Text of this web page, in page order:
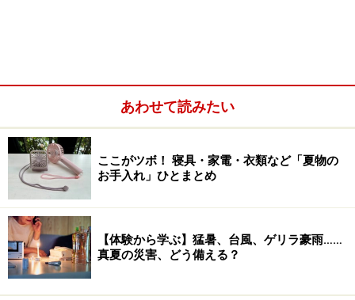
道具をそろえる
お掃除道具をそろえます。といっても、目新しいグッズ
や洗剤ばかりをそろえるのではなく、古くなったタオル
や洋服を雑巾におろすなども考えて。=>
てもんじゃありません。おすすめお掃除道具」へ!
4．家族を巻き込む
一人でやった方が効率的!という人もいますが、ここは
あわせて読みたい
ここがツボ！ 寝具・家電・衣類など「夏物の
お手入れ」ひとまとめ
【体験から学ぶ】猛暑、台風、ゲリラ豪雨……
真夏の災害、どう備える？